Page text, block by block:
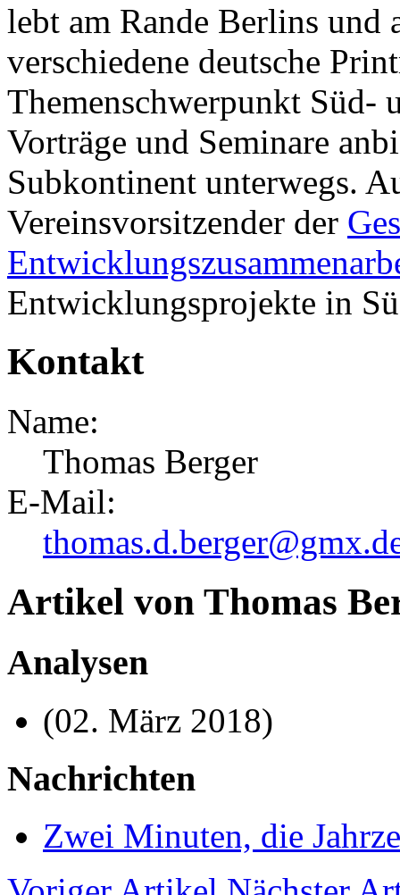
lebt am Rande Berlins und
verschiedene deutsche
Themenschwerpunkt Süd-
Vorträge und Seminare
Subkontinent unterwegs.
Vereinsvorsitzender der
Entwicklungsprojekte in
Kontakt
Name:
Thomas Berger
E-Mail:
Artikel von Thomas
Analysen
(02. März 2018)
Nachrichten
Zwei Minuten, die